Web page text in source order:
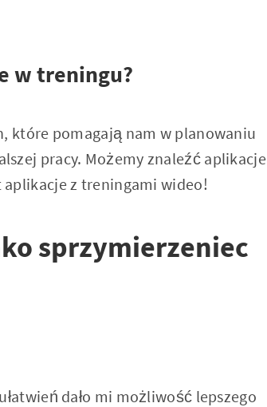
w treningu?
które pomagają nam w planowaniu
pracy. Możemy znaleźć aplikacje
z treningami wideo!
sprzymierzeniec
dało mi możliwość lepszego